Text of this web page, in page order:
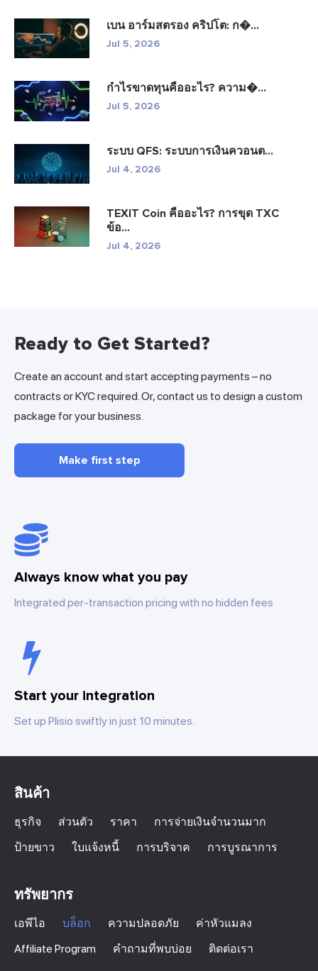
เบน อาร์มสตรอง คริปโต: ก�...
Jul 5, 2026
กำไรขาดทุนคืออะไร? ความ�...
Jul 5, 2026
ระบบ QFS: ระบบการเงินควอนต...
Jul 4, 2026
TEXIT Coin คืออะไร? การขุด TXC
ข้อ...
Jul 4, 2026
Ready to Get Started?
Create an account and start accepting payments – no
contracts or KYC required. Or, contact us to design a custom
package for your business.
Make first step
Always know what you pay
Integrated per-transaction pricing with no hidden fees
Start your integration
Set up Plisio swiftly in just 10 minutes.
สินค้า
ธุรกิจ ส่วนตัว ราคา
การจ่ายเงินจำนวนมาก
ป้ายขาว
ใบแจ้งหนี้ การบริจาค การบูรณาการ
ทรัพยากร
เอพีไอ บล็อก ความปลอดภัย
ค่าหัวแมลง
Affiliate Program
คำถามที่พบบ่อย ติดต่อเรา